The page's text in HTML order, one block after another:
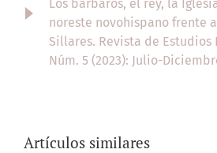
Los bárbaros, el rey, la
noreste novohispano frente
Sillares. Revista de Estudios
Núm. 5 (2023): Julio-
Artículos similares